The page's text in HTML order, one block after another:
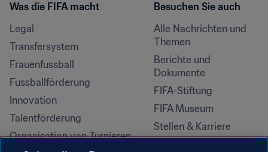
Was die FIFA macht
Legal
Transfersystem
Frauenfussball
Fussballförderung
Innovation
Talentförderung
Organisation von Turnieren
Besuchen Sie auch
Alle Nachrichten und
Themen
Berichte und
Dokumente
FIFA-Stiftung
FIFA Museum
Stellen & Karriere